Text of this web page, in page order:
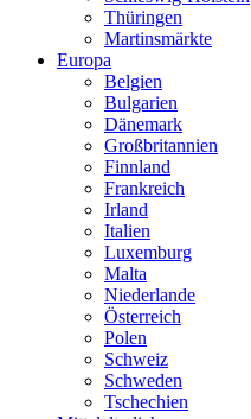
Thüringen
Martinsmärkte
Europa
Belgien
Bulgarien
Dänemark
Großbritannien
Finnland
Frankreich
Irland
Italien
Luxemburg
Malta
Niederlande
Österreich
Polen
Schweiz
Schweden
Tschechien